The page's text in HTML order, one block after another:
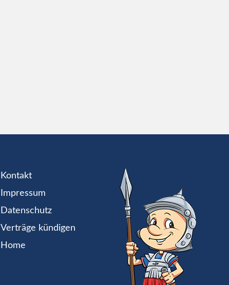
Kontakt
Impressum
Datenschutz
Verträge kündigen
Home